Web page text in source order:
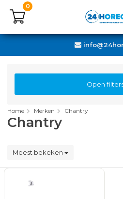
0
0
Open
Home Merken Chantry
Chantry
Meest bekeken